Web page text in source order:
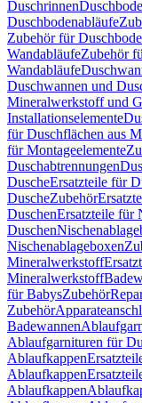
Duschrinnen
Duschbodenabläufe
Zubehör für
WandabläufeZubehör
Wandabläufe
Duschwannen und
Mineralwerkstoff und
Installationselemente
für Duschflächen aus
für Montageelemente
Duschabtrennungen
DuscheErsatzteile für
DuscheZubehör
DuschenErsatzteile für
Duschen
Nischenablageboxen
Mineralwerkstoff
Mineralwerkstoff
für BabysZubehör
Zubehör
Badewannen
Ablaufgarnituren für
Ablaufkappen
Ablaufkappen
Ablaufkappen